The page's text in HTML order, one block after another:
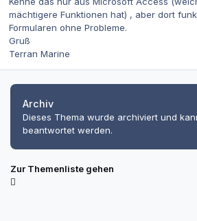
mächtigere Funktionen hat) , aber dort
Formularen ohne Probleme.
Gruß
Terran Marine
Archiv
Dieses Thema wurde archiviert und
beantwortet werden.
Zur Themenliste gehen